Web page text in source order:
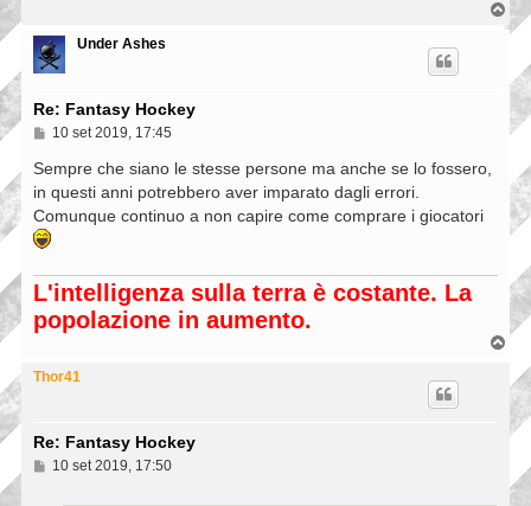
o
o
Under Ashes
Re: Fantasy Hockey
M
s
a
g
g
i
10 set 2019, 17:45
Sempre che siano le stesse persone ma anche se lo fossero,
in questi anni potrebbero aver imparato dagli errori.
Comunque continuo a non capire come comprare i giocatori
L'intelligenza sulla terra è costante. La
popolazione in aumento.
Thor41
Re: Fantasy Hockey
M10 set 2019, 17:50